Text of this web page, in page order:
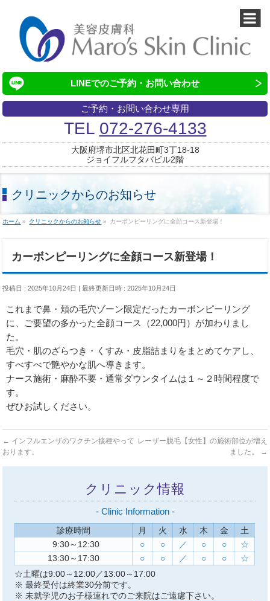
LINEでのご予約・お問い合わせ
ご予約・お問い合わせ専用
TEL 072-276-4133
大阪府堺市北区北花田町3丁18-18
ジョイフルフタバビル2階
クリニックからのお知らせ
ホーム » クリニックからのお知らせ » カーボンピーリングに全顔コース新登場！
カーボンピーリングに全顔コース新登場！
投稿日 : 2025年10月24日 最終更新日時 : 2025年10月24日
これまで鼻・頬の毛穴ゾーン限定だったカーボンピーリング
に、ご要望の多かった全顔コース（22,000円）が加わりまし
た。
毛穴・肌のざらつき・くすみ・皮脂詰まりをまとめてケアし、
すべすべで艶やかな肌へ導きます。
ナース施術・麻酔不要・通常ダウンタイムは１～２時間程度で
す。
ぜひお試しください。
← インフルエンザのワクチン接種やって
おります。
レーザー脱毛【女性】の施術部位が増え
ました。
→
クリニック情報
- Clinic Information -
診療時間 月 火 水 木 金
土
9:30～12:30
○ ○ ／ ○ ○
☆
13:30～17:30
○ ○ ／ ○ ○
☆
☆土曜は9:00～12:00／13:00～17:00
※ 最終受付は終業30分前です。
※ 未就学児のお子様連れでのご来院はご遠慮下さい。